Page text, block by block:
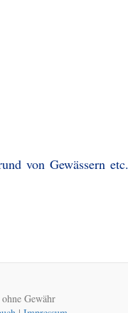
von Gewässern etc.
Gewähr